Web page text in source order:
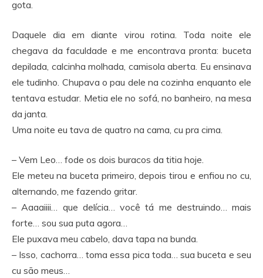
gota.
Daquele dia em diante virou rotina. Toda noite ele
chegava da faculdade e me encontrava pronta: buceta
depilada, calcinha molhada, camisola aberta. Eu ensinava
ele tudinho. Chupava o pau dele na cozinha enquanto ele
tentava estudar. Metia ele no sofá, no banheiro, na mesa
da janta.
Uma noite eu tava de quatro na cama, cu pra cima.
– Vem Leo… fode os dois buracos da titia hoje.
Ele meteu na buceta primeiro, depois tirou e enfiou no cu,
alternando, me fazendo gritar.
– Aaaaiiii… que delícia… você tá me destruindo… mais
forte… sou sua puta agora…
Ele puxava meu cabelo, dava tapa na bunda.
– Isso, cachorra… toma essa pica toda… sua buceta e seu
cu são meus…